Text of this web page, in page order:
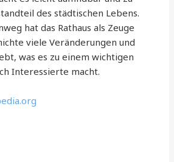
des städtischen Lebens.
hat das Rathaus als Zeuge
viele Veränderungen und
was es zu einem wichtigen
Interessierte macht.